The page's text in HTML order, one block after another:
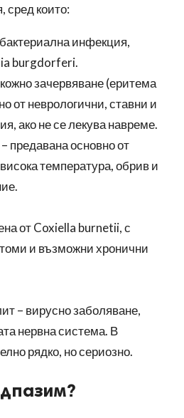
сред които:
инфекция,
burgdorferi.
зачервяване (еритема
от неврологични, ставни и
ако не се лекува навреме.
предавана основно от
температура, обрив и
от Coxiella burnetii, с
и възможни хронични
– вирусно заболяване,
нервна система. В
рядко, но сериозно.